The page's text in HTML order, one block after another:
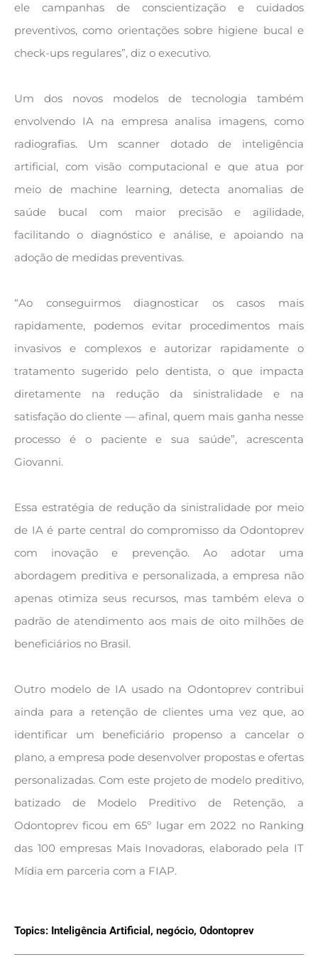
ele campanhas de conscientização e cuidados
preventivos, como orientações sobre higiene bucal e
check-ups regulares”, diz o executivo.
Um dos novos modelos de tecnologia também
envolvendo IA na empresa analisa imagens, como
radiografias. Um scanner dotado de inteligência
artificial, com visão computacional e que atua por
meio de machine learning, detecta anomalias de
saúde bucal com maior precisão e agilidade,
facilitando o diagnóstico e análise, e apoiando na
adoção de medidas preventivas.
“Ao conseguirmos diagnosticar os casos mais
rapidamente, podemos evitar procedimentos mais
invasivos e complexos e autorizar rapidamente o
tratamento sugerido pelo dentista, o que impacta
diretamente na redução da sinistralidade e na
satisfação do cliente — afinal, quem mais ganha nesse
processo é o paciente e sua saúde”, acrescenta
Giovanni.
Essa estratégia de redução da sinistralidade por meio
de IA é parte central do compromisso da Odontoprev
com inovação e prevenção. Ao adotar uma
abordagem preditiva e personalizada, a empresa não
apenas otimiza seus recursos, mas também eleva o
padrão de atendimento aos mais de oito milhões de
beneficiários no Brasil.
Outro modelo de IA usado na Odontoprev contribui
ainda para a retenção de clientes uma vez que, ao
identificar um beneficiário propenso a cancelar o
plano, a empresa pode desenvolver propostas e ofertas
personalizadas. Com este projeto de modelo preditivo,
batizado de Modelo Preditivo de Retenção, a
Odontoprev ficou em 65º lugar em 2022 no Ranking
das 100 empresas Mais Inovadoras, elaborado pela IT
Mídia em parceria com a FIAP.
Topics: Inteligência Artificial , negócio, Odontoprev